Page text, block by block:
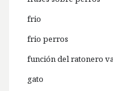
frio
frio perros
función del ratonero
gato